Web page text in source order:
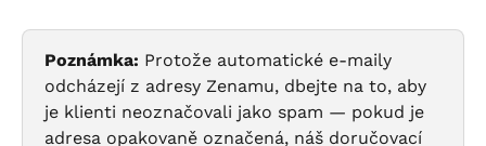
Poznámka: Protože automatické e-maily
odcházejí z adresy Zenamu, dbejte na to, aby
je klienti neoznačovali jako spam — pokud je
adresa opakovaně označená, náš doručovací